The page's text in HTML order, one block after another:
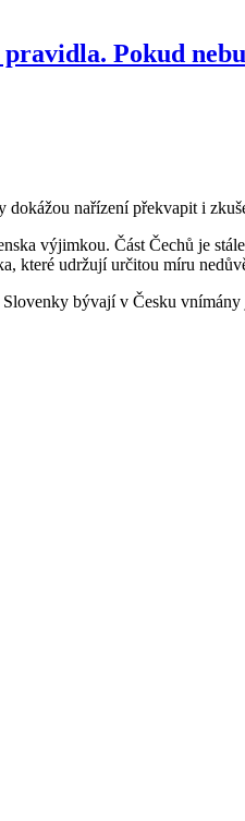
Pokud
nařízení překvapit i
výjimkou. Část Čechů je
které udržují určitou míru
bývají v Česku